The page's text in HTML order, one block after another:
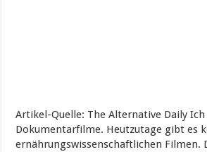
Artikel-Quelle: The Alternative Daily
Dokumentarfilme. Heutzutage gibt es
ernährungswissenschaftlichen Filmen.